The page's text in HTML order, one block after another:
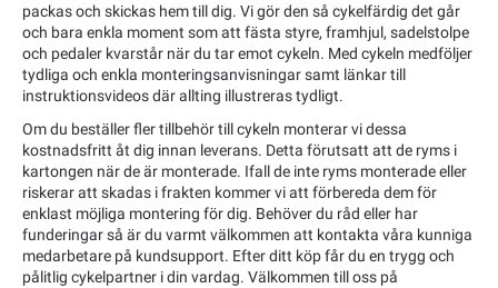
packas och skickas hem till dig. Vi gör den så cykelfärdig det går
och bara enkla moment som att fästa styre, framhjul, sadelstolpe
och pedaler kvarstår när du tar emot cykeln. Med cykeln medföljer
tydliga och enkla monteringsanvisningar samt länkar till
instruktionsvideos där allting illustreras tydligt.
Om du beställer fler tillbehör till cykeln monterar vi dessa
kostnadsfritt åt dig innan leverans. Detta förutsatt att de ryms i
kartongen när de är monterade. Ifall de inte ryms monterade eller
riskerar att skadas i frakten kommer vi att förbereda dem för
enklast möjliga montering för dig. Behöver du råd eller har
funderingar så är du varmt välkommen att kontakta våra kunniga
medarbetare på kundsupport. Efter ditt köp får du en trygg och
pålitlig cykelpartner i din vardag. Välkommen till oss på